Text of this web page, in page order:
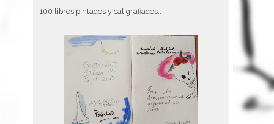
100 libros pintados y caligrafiados..